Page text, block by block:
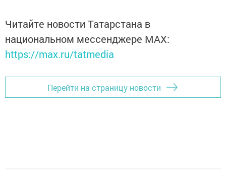
Читайте новости Татарстана в
национальном мессенджере MАХ:
https://max.ru/tatmedia
Перейти на страницу новости